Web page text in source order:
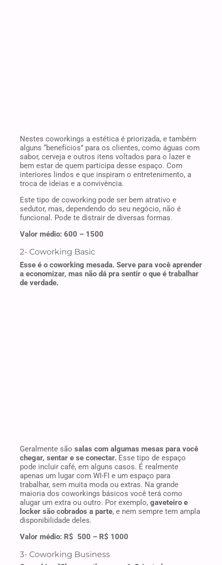
Nestes coworkings a estética é priorizada, e também
alguns “benefícios” para os clientes, como águas com
sabor, cerveja e outros itens voltados para o lazer e
bem estar de quem participa desse espaço. Com
interiores lindos e que inspiram o entretenimento, a
troca de ideias e a convivência.
Este tipo de coworking pode ser bem atrativo e
sedutor, mas, dependendo do seu negócio, não é
funcional. Pode te distrair de diversas formas.
Valor médio: 600 – 1500
2- Coworking Basic
Esse é o coworking mesada. Serve para você aprender
a economizar, mas não dá pra sentir o que é trabalhar
de verdade.
Geralmente são salas com algumas mesas para você
chegar, sentar e se conectar. Esse tipo de espaço
pode incluir café, em alguns casos. É realmente
apenas um lugar com WI-FI e um espaço para
trabalhar, sem muita moda ou extras. Na grande
maioria dos coworkings básicos você terá como
alugar um extra ou outro. Por exemplo, gaveteiro e
locker são cobrados a parte, e nem sempre tem ampla
disponibilidade deles.
Valor médio: R$ 500 – R$ 1000
3- Coworking Business